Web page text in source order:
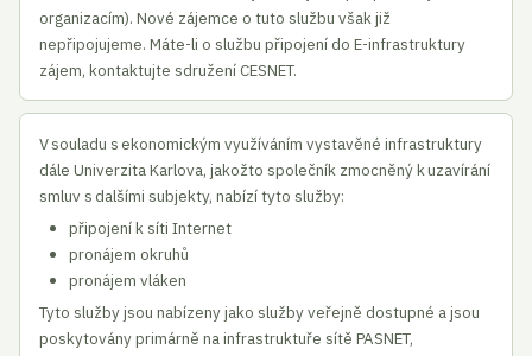
organizacím). Nové zájemce o tuto službu však již
nepřipojujeme. Máte-li o službu připojení do E-infrastruktury
zájem, kontaktujte sdružení CESNET.
V souladu s ekonomickým využíváním vystavěné infrastruktury
dále Univerzita Karlova, jakožto společník zmocněný k uzavírání
smluv s dalšími subjekty, nabízí tyto služby:
připojení k síti Internet
pronájem okruhů
pronájem vláken
Tyto služby jsou nabízeny jako služby veřejně dostupné a jsou
poskytovány primárně na infrastruktuře sítě PASNET,